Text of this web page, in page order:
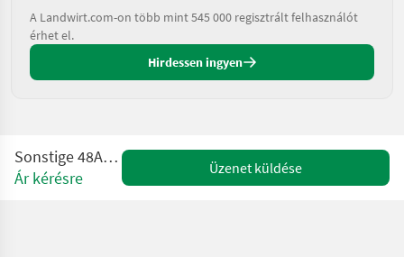
A Landwirt.com-on több mint 545 000 regisztrált felhasználót
érhet el.
Hirdessen ingyen
Sonstige 48A MAAIDEK
Ár kérésre
Üzenet küldése